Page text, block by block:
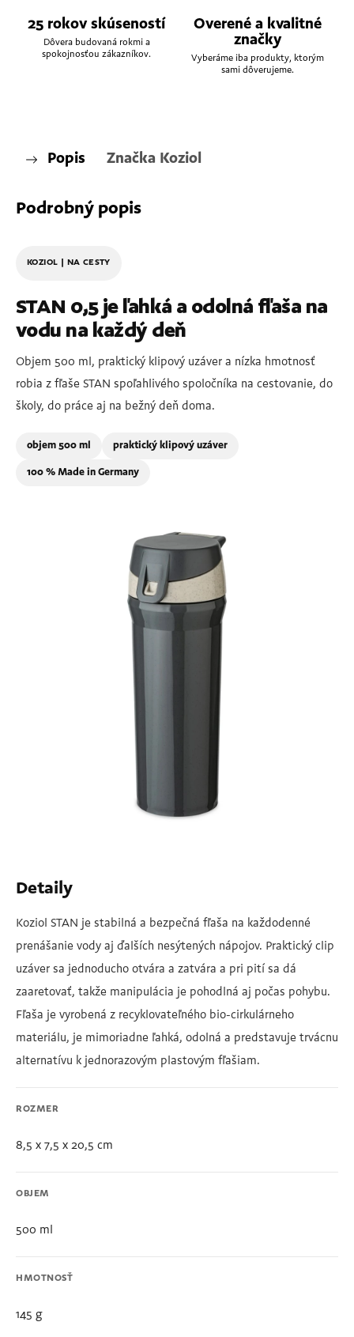
25 rokov skúseností
Dôvera budovaná rokmi a
spokojnosťou zákazníkov.
Overené a kvalitné
značky
Vyberáme iba produkty, ktorým
sami dôverujeme.
Popis Značka Koziol
Podrobný popis
KOZIOL | NA CESTY
STAN 0,5 je ľahká a odolná fľaša na
vodu na každý deň
Objem 500 ml, praktický klipový uzáver a nízka hmotnosť
robia z fľaše STAN spoľahlivého spoločníka na cestovanie, do
školy, do práce aj na bežný deň doma.
objem 500 ml praktický klipový uzáver
100 % Made in Germany
Detaily
Koziol STAN je stabilná a bezpečná fľaša na každodenné
prenášanie vody aj ďalších nesýtených nápojov. Praktický clip
uzáver sa jednoducho otvára a zatvára a pri pití sa dá
zaaretovať, takže manipulácia je pohodlná aj počas pohybu.
Fľaša je vyrobená z recyklovateľného bio-cirkulárneho
materiálu, je mimoriadne ľahká, odolná a predstavuje trvácnu
alternatívu k jednorazovým plastovým fľašiam.
ROZMER
8,5 x 7,5 x 20,5 cm
OBJEM
500 ml
HMOTNOSŤ
145 g